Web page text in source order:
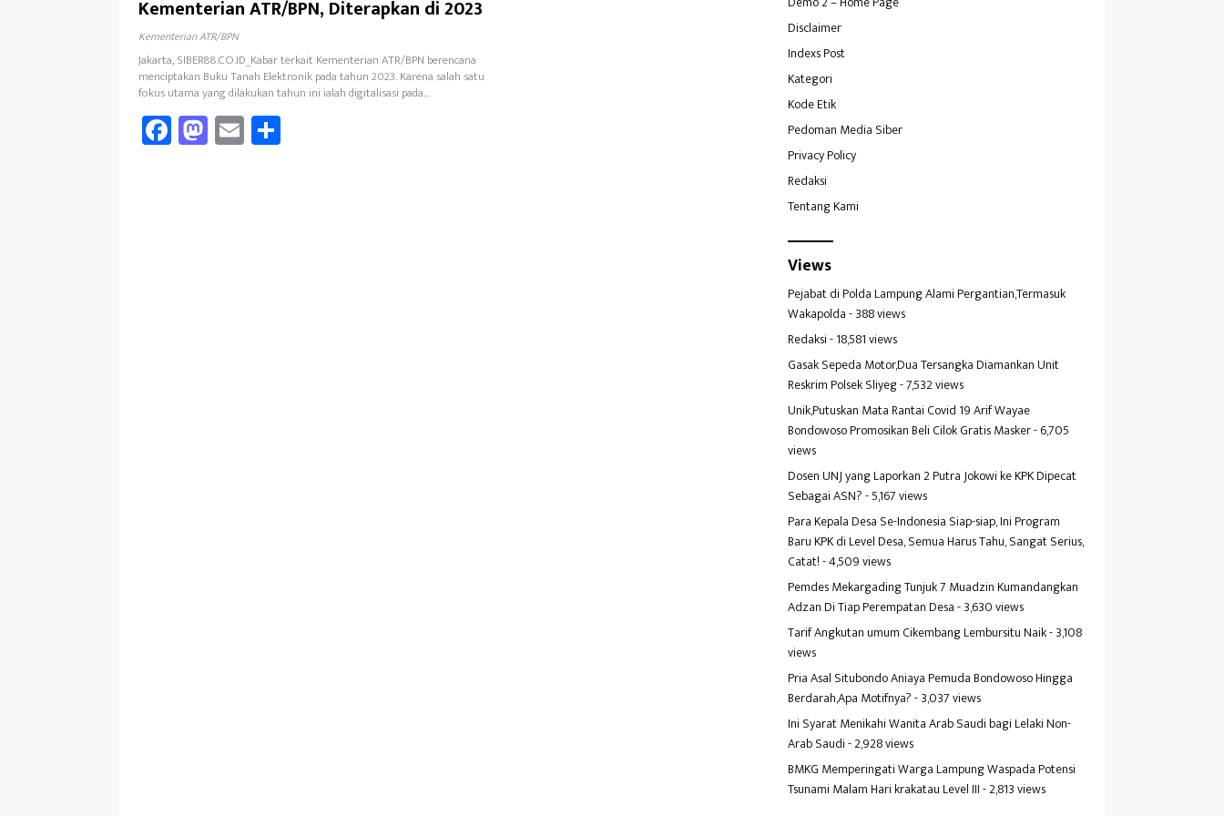
Kementerian ATR/BPN, Diterapkan di 2023
Kementerian ATR/BPN
Jakarta, SIBER88.CO.ID_Kabar terkait Kementerian ATR/BPN berencana
menciptakan Buku Tanah Elektronik pada tahun 2023. Karena salah satu
fokus utama yang dilakukan tahun ini ialah digitalisasi pada…
Fa
ce
M
as
E
m
Disclaimer
Indexs Post
Kategori
Kode Etik
Pedoman Media Siber
Privacy Policy
Redaksi
Tentang Kami
Views
Pejabat di Polda Lampung Alami Pergantian,Termasuk
Wakapolda- 388 views
Redaksi- 18,581 views
Gasak Sepeda Motor,Dua Tersangka Diamankan Unit
Reskrim Polsek Sliyeg- 7,532 views
Unik,Putuskan Mata Rantai Covid 19 Arif Wayae
Bondowoso Promosikan Beli Cilok Gratis Masker- 6,705
views
Dosen UNJ yang Laporkan 2 Putra Jokowi ke KPK Dipecat
Sebagai ASN?- 5,167 views
Para Kepala Desa Se-Indonesia Siap-siap, Ini Program
Baru KPK di Level Desa, Semua Harus Tahu, Sangat Serius,
Catat!- 4,509 views
Pemdes Mekargading Tunjuk 7 Muadzin Kumandangkan
Adzan Di Tiap Perempatan Desa- 3,630 views
Tarif Angkutan umum Cikembang Lembursitu Naik- 3,108
views
Pria Asal Situbondo Aniaya Pemuda Bondowoso Hingga
Berdarah,Apa Motifnya?- 3,037 views
Ini Syarat Menikahi Wanita Arab Saudi bagi Lelaki Non-
Arab Saudi- 2,928 views
BMKG Memperingati Warga Lampung Waspada Potensi
Tsunami Malam Hari krakatau Level III- 2,813 views